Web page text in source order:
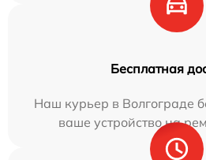
Бесплатная
Наш курьер в Волгограде
ваше устройство на